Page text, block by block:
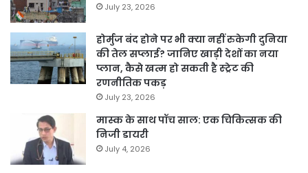
July 23, 2026
होर्मुज बंद होने पर भी क्या नहीं रुकेगी दुनिया
की तेल सप्लाई? जानिए खाड़ी देशों का नया
प्लान, कैसे खत्म हो सकती है स्ट्रेट की
रणनीतिक पकड़
July 23, 2026
मास्क के साथ पॉच साल: एक चिकित्सक की
निजी डायरी
July 4, 2026